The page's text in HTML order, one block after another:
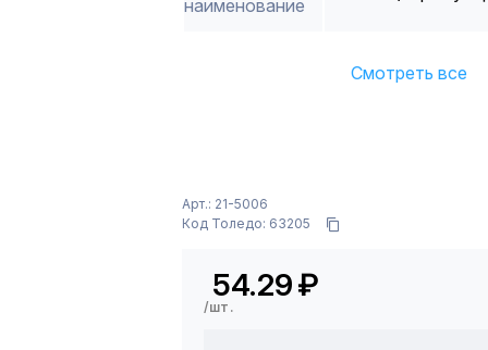
наименование
Смотреть все
Арт.: 21-5006
Код Толедо: 63205
54.29₽
/шт.